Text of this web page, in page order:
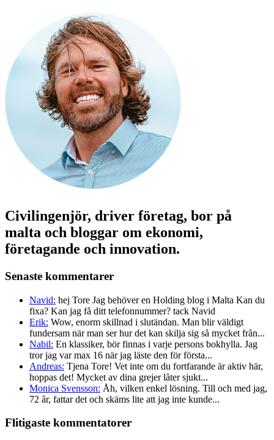
Civilingenjör, driver företag, bor på
malta och bloggar om ekonomi,
företagande och innovation.
Senaste kommentarer
Navid: hej Tore Jag behöver en Holding blog i Malta Kan du
fixa? Kan jag få ditt telefonnummer? tack Navid
Erik: Wow, enorm skillnad i slutändan. Man blir väldigt
fundersam när man ser hur det kan skilja sig så mycket från...
Nabil: En klassiker, bör finnas i varje persons bokhylla. Jag
tror jag var max 16 när jag läste den för första...
Andreas: Tjena Tore! Vet inte om du fortfarande är aktiv här,
hoppas det! Mycket av dina grejer låter sjukt...
Monica Svensson: Åh, vilken enkel lösning. Till och med jag,
72 år, fattar det och skäms lite att jag inte kunde...
Flitigaste kommentatorer